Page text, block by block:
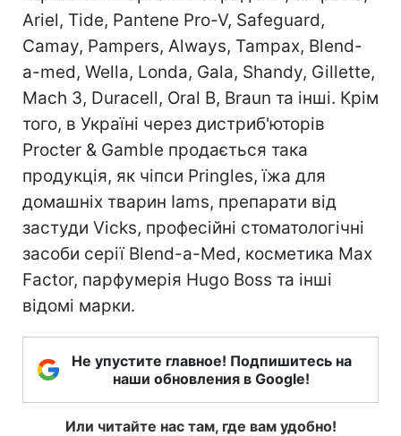
Ariel, Tide, Pantene Pro-V, Safeguard,
Camay, Pampers, Always, Tampax, Blend-
a-med, Wella, Londa, Gala, Shandy, Gillette,
Mach 3, Duracell, Oral B, Braun та інші. Крім
того, в Україні через дистриб'юторів
Procter & Gamble продається така
продукція, як чіпси Pringles, їжа для
домашніх тварин Iams, препарати від
застуди Vicks, професійні стоматологічні
засоби серії Blend-a-Med, косметика Max
Factor, парфумерія Hugo Boss та інші
відомі марки.
Не упустите главное! Подпишитесь на
наши обновления в Google!
Или читайте нас там, где вам удобно!